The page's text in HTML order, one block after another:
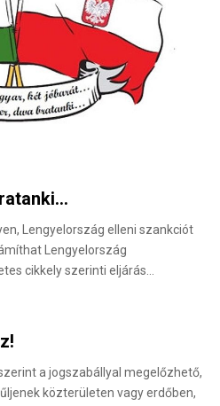
Lengyelország elleni szankciót
Lengyelország
cikkely szerinti eljárás…
a jogszabállyal megelőzhető,
közterületen vagy erdőben,